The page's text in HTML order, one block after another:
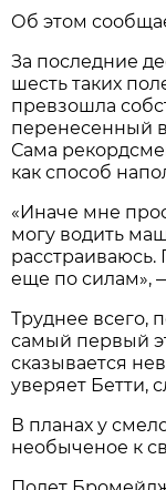
Об этом
За последние
шесть таких
превзошла
перенесенный в
Сама
как способ
«Иначе мне
могу водить
расстраиваюсь.
еще по силам»,
Труднее всего,
самый первый
сказывается
уверяет Бетти,
В планах у
необыченое к